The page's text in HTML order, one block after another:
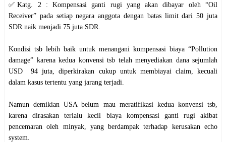
✅Katg. 2 : Kompensasi ganti rugi yang akan dibayar oleh “Oil
Receiver” pada setiap negara anggota dengan batas limit dari 50 juta
SDR naik menjadi 75 juta SDR.
Kondisi tsb lebih baik untuk menangani kompensasi biaya “Pollution
damage” karena kedua konvensi tsb telah menyediakan dana sejumlah
USD 94 juta, diperkirakan cukup untuk membiayai claim, kecuali
dalam kasus tertentu yang jarang terjadi.
Namun demikian USA belum mau meratifikasi kedua konvensi tsb,
karena dirasakan terlalu kecil biaya kompensasi ganti rugi akibat
pencemaran oleh minyak, yang berdampak terhadap kerusakan echo
system.